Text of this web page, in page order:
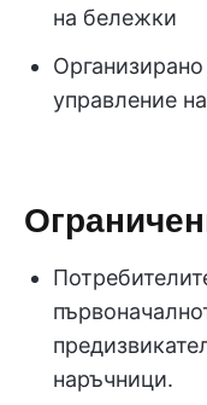
на бележки
управление
наръчници.